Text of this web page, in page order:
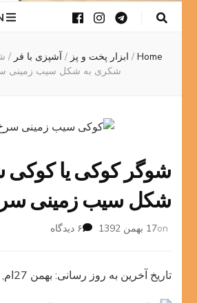
Home
/ ابزار پخت و پز / آشپزی با فر /
شکری به شکل سیب زمینی
شوگر کوکی یا
شکل سیب زمینی
on17 بهمن 1392 ۶ دیدگاه
کوکی
تاریخ آخرین به روز رسانی: بهمن 27ام, 1396